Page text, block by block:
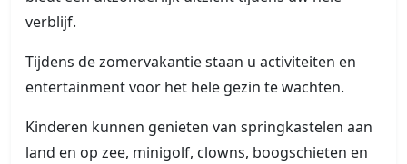
verblijf.
Tijdens de zomervakantie staan u activiteiten en
entertainment voor het hele gezin te wachten.
Kinderen kunnen genieten van springkastelen aan
land en op zee, minigolf, clowns, boogschieten en